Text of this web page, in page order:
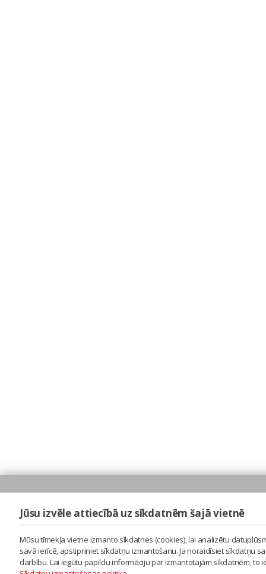
Jūsu izvēle attiecībā uz sīkdatnēm šajā vietnē
Mūsu tīmekļa vietne izmanto sīkdatnes (cookies), lai analizētu
savā ierīcē, apstipriniet sīkdatņu izmantošanu. Ja noraidīsiet sīkdatņu
darbību. Lai iegūtu papildu informāciju par izmantotajām sīkdatnēm,